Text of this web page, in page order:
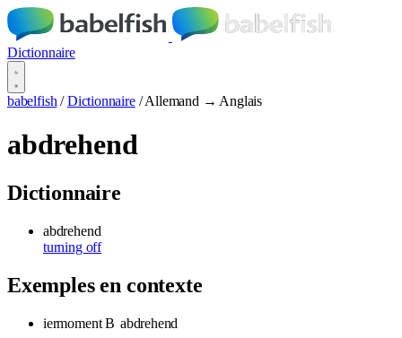
Dictionnaire
babelfish / Dictionnaire / Allemand → Anglais
abdrehend
Dictionnaire
abdrehend
turning off
Exemples en contexte
iermoment B abdrehend